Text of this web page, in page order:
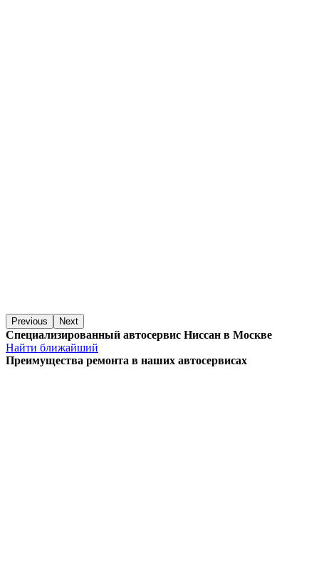
Previous Next
Специализированный автосервис Ниссан в Москве
Найти ближайший
Преимущества ремонта в наших автосервисах